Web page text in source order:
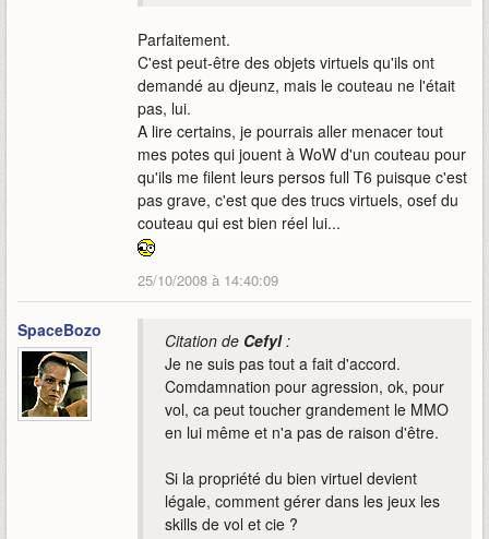
Parfaitement.
C'est peut-être des objets virtuels qu'ils ont
demandé au djeunz, mais le couteau ne l'était
pas, lui.
A lire certains, je pourrais aller menacer tout
mes potes qui jouent à WoW d'un couteau pour
qu'ils me filent leurs persos full T6 puisque c'est
pas grave, c'est que des trucs virtuels, osef du
couteau qui est bien réel lui...
25/10/2008 à 14:40:09
SpaceBozo Citation de Cefyl:
Je ne suis pas tout a fait d'accord.
Comdamnation pour agression, ok, pour
vol, ca peut toucher grandement le MMO
en lui même et n'a pas de raison d'être.
Si la propriété du bien virtuel devient
légale, comment gérer dans les jeux les
skills de vol et cie ?